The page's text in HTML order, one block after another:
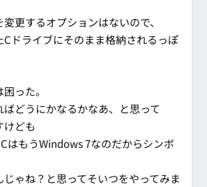
更するオプションはないので、
Cドライブにそのまま格納されるっぽ
った。
ばどうにかなるかなあ、と思って
けども
はもうWindows 7なのだからシンボ
ゃね？と思ってそいつをやってみま